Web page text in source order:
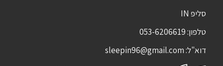
סליפ IN
טלפון:053-6206619
דוא"ל:sleepin96@gmail.com